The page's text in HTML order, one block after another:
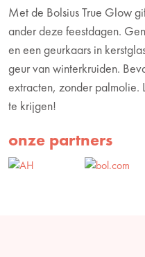
Met de Bolsius True Glow
ander deze feestdagen.
en een geurkaars in
geur van winterkruiden.
extracten, zonder palmolie.
te krijgen!
onze partners